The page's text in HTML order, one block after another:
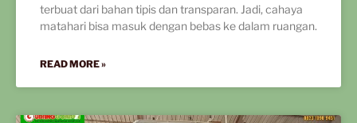
terbuat dari bahan tipis dan transparan. Jadi, cahaya
matahari bisa masuk dengan bebas ke dalam ruangan.
READ MORE »